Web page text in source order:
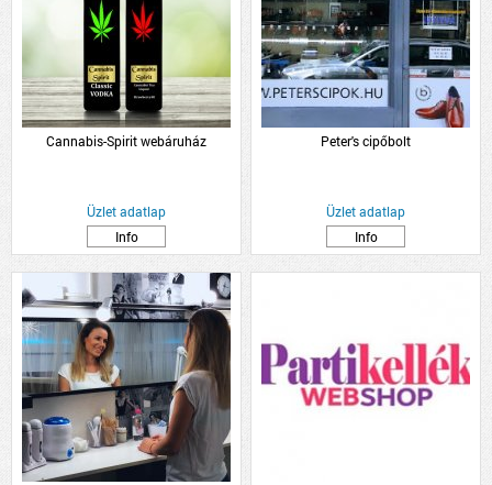
Cannabis-Spirit webáruház
Üzlet adatlap
Info
Peter's cipőbolt
Üzlet adatlap
Info